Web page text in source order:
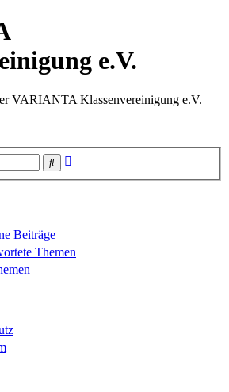
e.V.
VARIANTA Klassenvereinigung e.V.
Suche
Beiträge
Themen